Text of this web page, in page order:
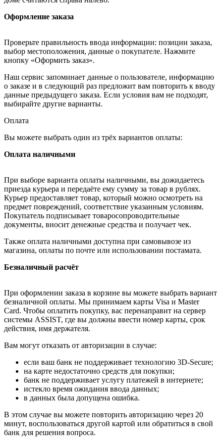
Оформление заказа
Проверьте правильность ввода информации: позиции заказа,
выбор местоположения, данные о покупателе. Нажмите
кнопку «Оформить заказ».
Наш сервис запоминает данные о пользователе, информацию
о заказе и в следующий раз предложит вам повторить к вводу
данные предыдущего заказа. Если условия вам не подходят,
выбирайте другие варианты.
Оплата
Вы можете выбрать один из трёх вариантов оплаты:
Оплата наличными
При выборе варианта оплаты наличными, вы дожидаетесь
приезда курьера и передаёте ему сумму за товар в рублях.
Курьер предоставляет товар, который можно осмотреть на
предмет повреждений, соответствие указанным условиям.
Покупатель подписывает товаросопроводительные
документы, вносит денежные средства и получает чек.
Также оплата наличными доступна при самовывозе из
магазина, оплаты по почте или использовании постамата.
Безналичный расчёт
При оформлении заказа в корзине вы можете выбрать вариант
безналичной оплаты. Мы принимаем карты Visa и Master
Card. Чтобы оплатить покупку, вас перенаправит на сервер
системы ASSIST, где вы должны ввести номер карты, срок
действия, имя держателя.
Вам могут отказать от авторизации в случае:
если ваш банк не поддерживает технологию 3D-Secure;
на карте недостаточно средств для покупки;
банк не поддерживает услугу платежей в интернете;
истекло время ожидания ввода данных;
в данных была допущена ошибка.
В этом случае вы можете повторить авторизацию через 20
минут, воспользоваться другой картой или обратиться в свой
банк для решения вопроса.